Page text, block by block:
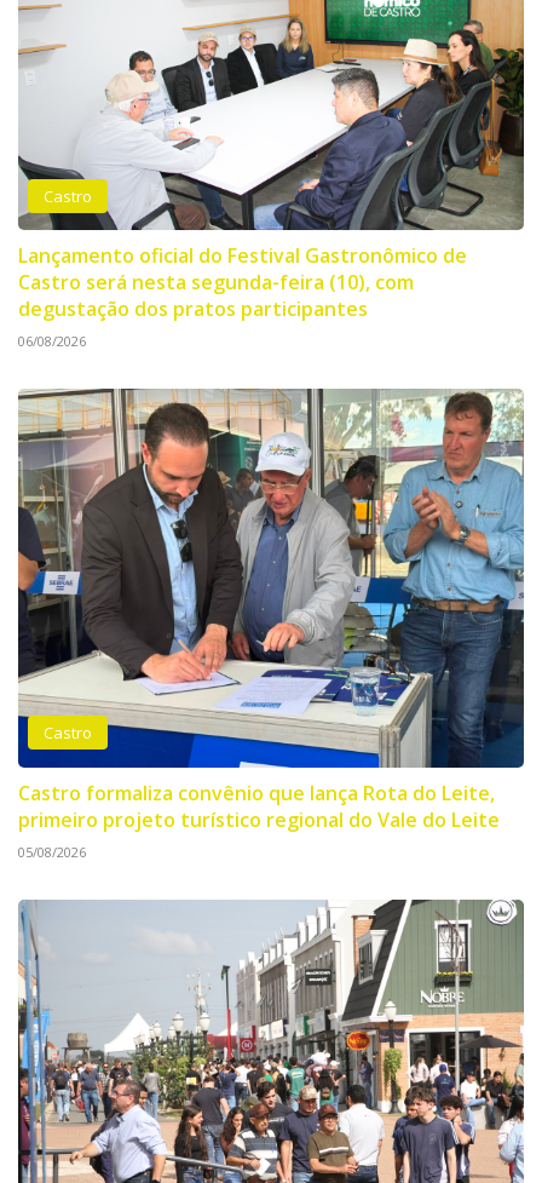
Castro
Lançamento oficial do Festival Gastronômico de
Castro será nesta segunda-feira (10), com
degustação dos pratos participantes
06/08/2026
Castro
Castro formaliza convênio que lança Rota do Leite,
primeiro projeto turístico regional do Vale do Leite
05/08/2026